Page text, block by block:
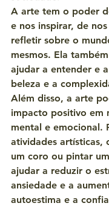
A arte tem o poder
e nos inspirar, de
refletir sobre o
mesmos. Ela
ajudar a entender e
beleza e a
Além disso, a arte
impacto positivo em
mental e emocional.
atividades artísticas,
um coro ou pintar
ajudar a reduzir o
ansiedade e a
autoestima e a